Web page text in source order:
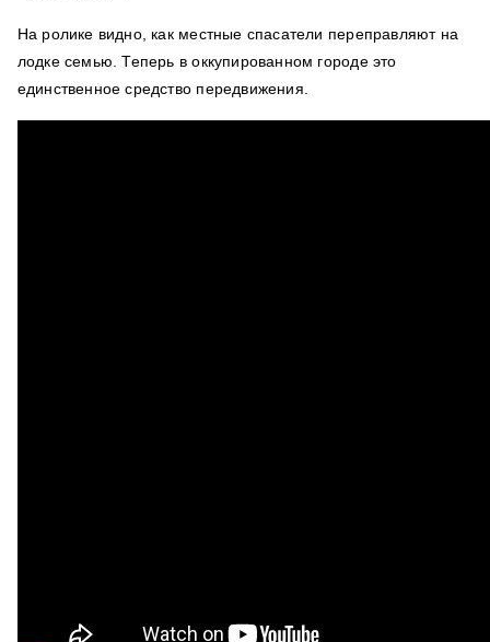
На ролике видно, как местные спасатели переправляют на
лодке семью. Теперь в оккупированном городе это
единственное средство передвижения.